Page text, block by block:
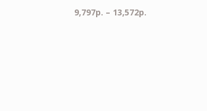
9,797р. – 13,572р.